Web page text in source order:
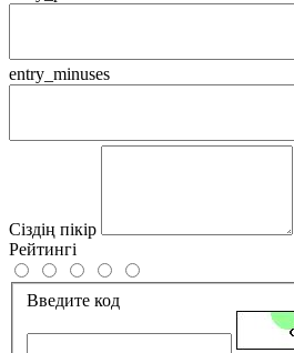
entry_minuses
Сіздің пікір
Рейтингі
Введите код